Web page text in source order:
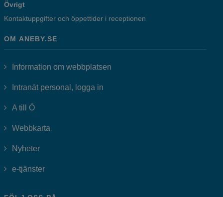
Övrigt
Kontaktuppgifter och öppettider i receptionen
OM ANEBY.SE
Information om webbplatsen
Intranät personal, logga in
A till Ö
Webbkarta
Nyheter
e-tjänsterLänk till annan webbplats, öppnas i nytt fönster.